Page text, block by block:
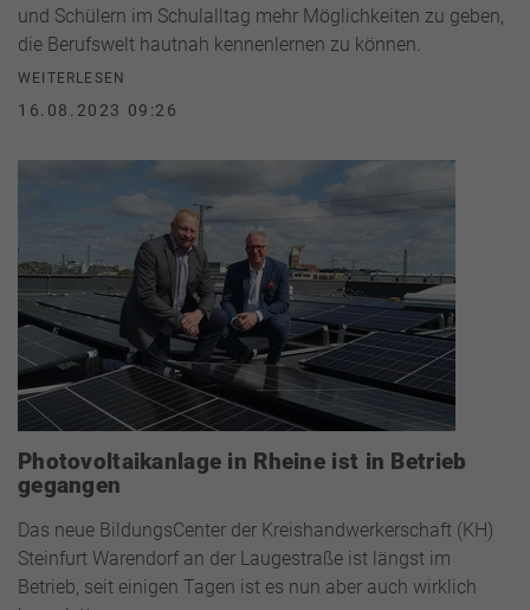
und Schülern im Schulalltag mehr Möglichkeiten zu geben,
die Berufswelt hautnah kennenlernen zu können.
WEITERLESEN
16.08.2023 09:26
Photovoltaikanlage in Rheine ist in Betrieb
gegangen
Das neue BildungsCenter der Kreishandwerkerschaft (KH)
Steinfurt Warendorf an der Laugestraße ist längst im
Betrieb, seit einigen Tagen ist es nun aber auch wirklich